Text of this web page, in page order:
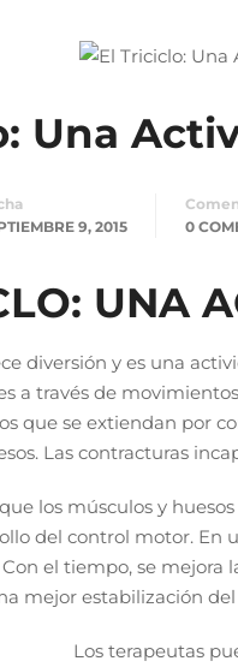
Una
9, 2015
0
UNA
diversión y es una
a través de
que se extiendan por
Las contracturas
los músculos y
del control motor. En
el tiempo, se mejora
mejor estabilización
Los terapeutas